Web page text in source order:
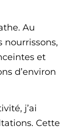
Au
nourrissons,
et
d’environ
j’ai
Cette